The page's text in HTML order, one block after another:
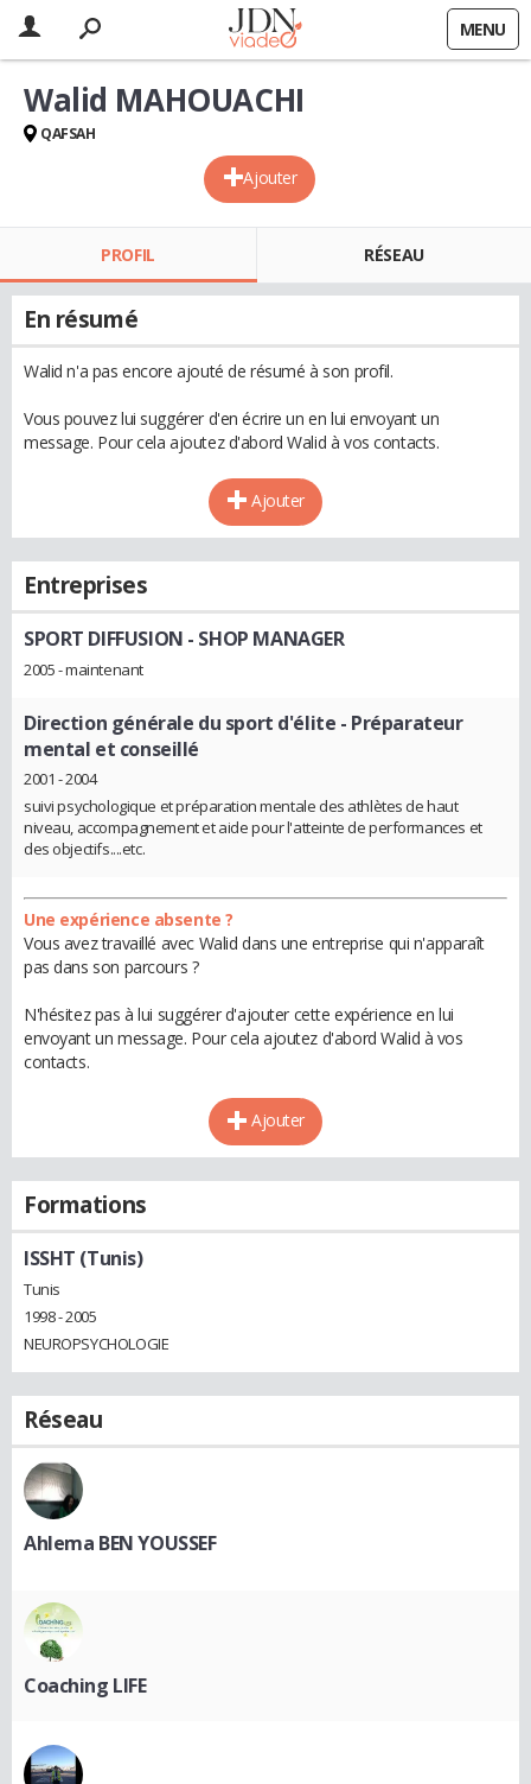
MENU
Ajouter
Walid MAHOUACHI
QAFSAH
PROFIL RÉSEAU
En résumé
Walid n'a pas encore ajouté de résumé à son profil.
Vous pouvez lui suggérer d'en écrire un en lui envoyant un
message. Pour cela ajoutez d'abord Walid à vos contacts.
Ajouter
Entreprises
SPORT DIFFUSION - SHOP MANAGER
2005 - maintenant
Direction générale du sport d'élite - Préparateur
mental et conseillé
2001 - 2004
suivi psychologique et préparation mentale des athlètes de haut
niveau, accompagnement et aide pour l'atteinte de performances et
des objectifs....etc.
Une expérience absente ?
Vous avez travaillé avec Walid dans une entreprise qui n'apparaît
pas dans son parcours ?
N'hésitez pas à lui suggérer d'ajouter cette expérience en lui
envoyant un message. Pour cela ajoutez d'abord Walid à vos
contacts.
Ajouter
Formations
ISSHT (Tunis)
Tunis
1998 - 2005
NEUROPSYCHOLOGIE
Réseau
Ahlema BEN YOUSSEF
Coaching LIFE